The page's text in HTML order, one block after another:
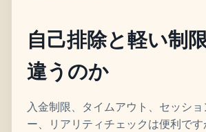
自己排除と軽い制
違うのか
入金制限、タイムアウト、セッシ
ー、リアリティチェックは便利で